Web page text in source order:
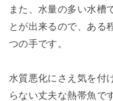
また、水量の多い水槽
とが出来るので、ある
つの手です。
水質悪化にさえ気を付
らない丈夫な熱帯魚で